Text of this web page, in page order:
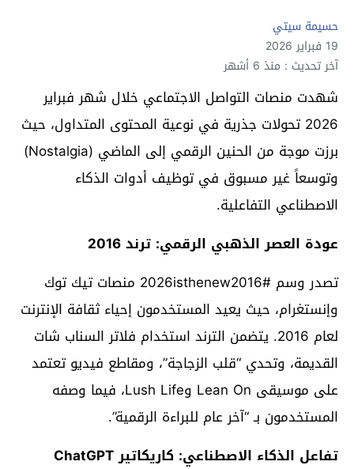
حسيمة سيتي
19 فبراير 2026
آخر تحديث : منذ 6 أشهر
شهدت منصات التواصل الاجتماعي خلال شهر فبراير
2026 تحولات جذرية في نوعية المحتوى المتداول، حيث
برزت موجة من الحنين الرقمي إلى الماضي (Nostalgia)
وتوسعاً غير مسبوق في توظيف أدوات الذكاء
الاصطناعي التفاعلية.
عودة العصر الذهبي الرقمي: ترند 2016
تصدر وسم #2026isthenew2016 منصات تيك توك
وإنستغرام، حيث يعيد المستخدمون إحياء ثقافة الإنترنت
لعام 2016. يتضمن الترند استخدام فلاتر السناب شات
القديمة، وتحدي “قلب الزجاجة”، ومقاطع فيديو تعتمد
على موسيقى Lean On وLush Life، فيما وصفه
المستخدمون بـ “آخر عام للبراءة الرقمية”.
تفاعل الذكاء الاصطناعي: كاريكاتير ChatGPT